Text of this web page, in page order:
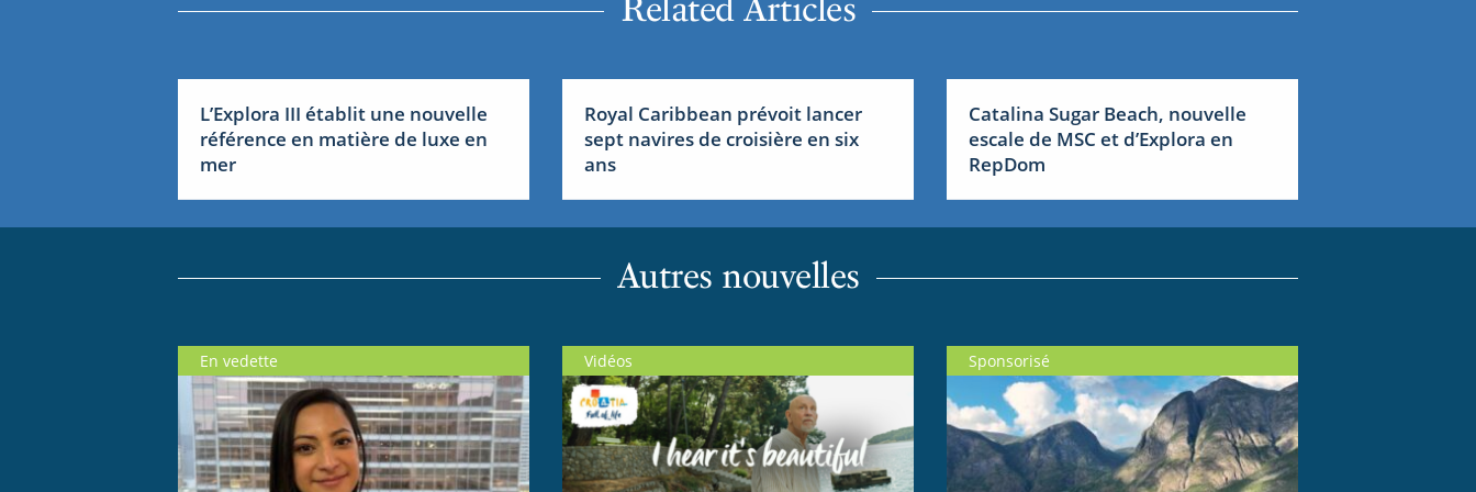
L’Explora III établit une nouvelle
référence en matière de luxe en
mer
Royal Caribbean prévoit lancer
sept navires de croisière en six
ans
Catalina Sugar Beach, nouvelle
escale de MSC et d’Explora en
RepDom
Autres nouvelles
En vedette Vidéos Sponsorisé